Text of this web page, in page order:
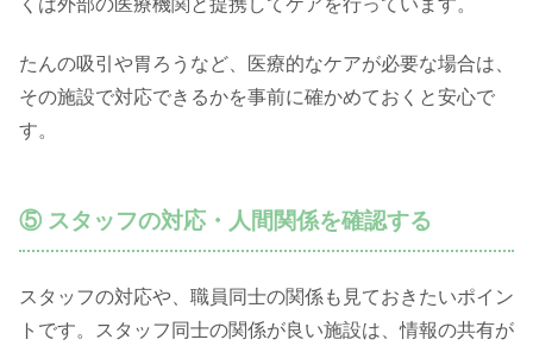
たんの吸引や胃ろうなど、医療的なケアが必要な場合は、
その施設で対応できるかを事前に確かめておくと安心で
す。
⑤ スタッフの対応・人間関係を確認する
スタッフの対応や、職員同士の関係も見ておきたいポイン
トです。スタッフ同士の関係が良い施設は、情報の共有が